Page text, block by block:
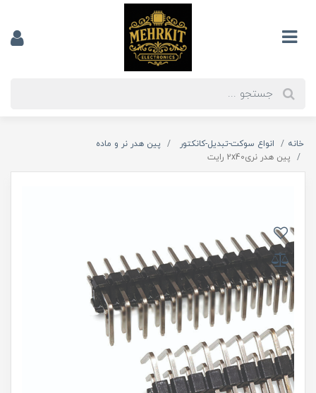
خانه انواع سوکت-تبدیل-کانکتور
پین هدر نر و ماده
پین هدر نری2x40 رایت